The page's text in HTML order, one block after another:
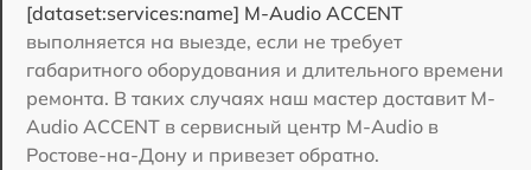
[dataset:services:name] M-Audio ACCENT
выполняется на выезде, если не требует
габаритного оборудования и длительного времени
ремонта. В таких случаях наш мастер доставит M-
Audio ACCENT в сервисный центр M-Audio в
Ростове-на-Дону и привезет обратно.